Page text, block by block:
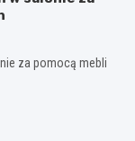
za pomocą mebli